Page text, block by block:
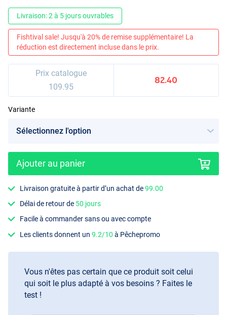
Livraison: 2 à 5 jours ouvrables
Fishtival sale! Jusqu'à 20% de remise supplémentaire! La
réduction est directement incluse dans le prix.
Prix catalogue
109.95
82.40
Variante
Ajouter au panier
Livraison gratuite à partir d’un achat de99.00
Délai de retour de 50 jours
Facile à commander sans ou avec compte
Les clients donnent un9.2/10 à Pêchepromo
Vous n'êtes pas certain que ce produit soit celui
qui soit le plus adapté à vos besoins ? Faites le
test !